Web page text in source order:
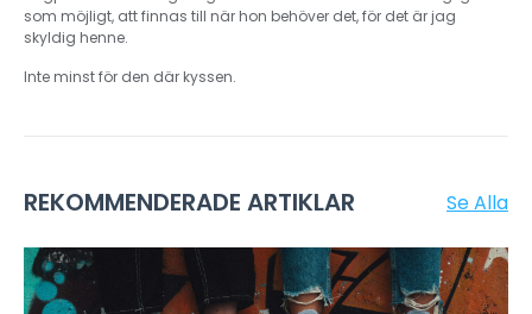
som möjligt, att finnas till när hon behöver det, för det är jag
skyldig henne.
Inte minst för den där kyssen.
REKOMMENDERADE ARTIKLAR Se Alla